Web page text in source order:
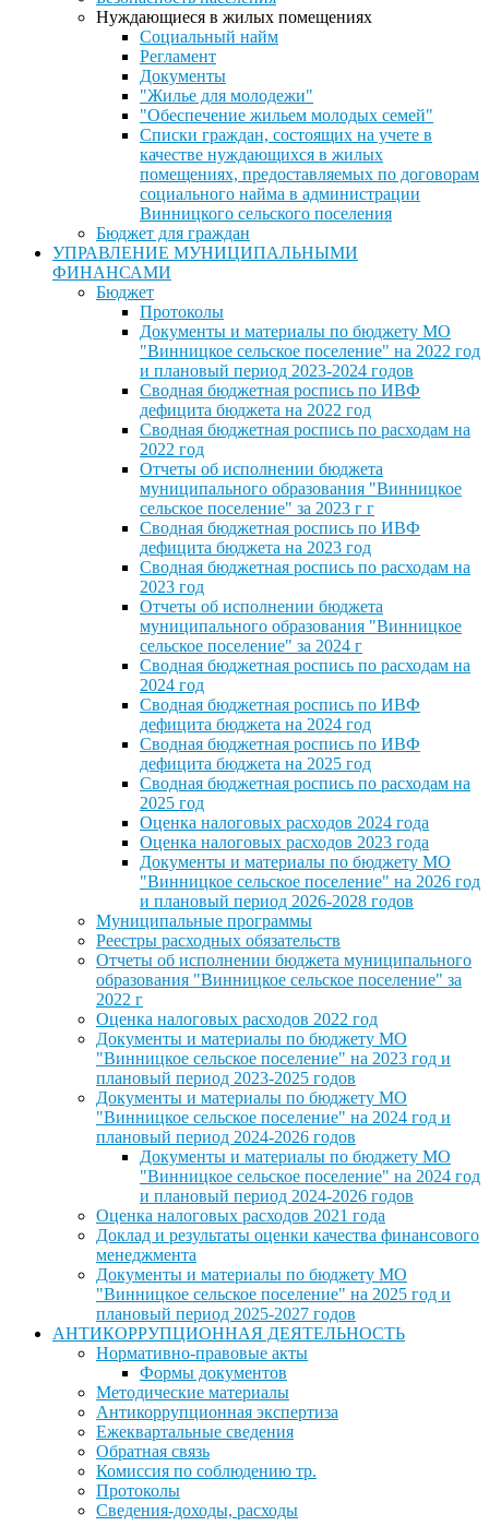
Нуждающиеся в жилых помещениях
Социальный найм
Регламент
Документы
"Жилье для молодежи"
"Обеспечение жильем молодых семей"
Списки граждан, состоящих на учете в
качестве нуждающихся в жилых
помещениях, предоставляемых по договорам
социального найма в администрации
Винницкого сельского поселения
Бюджет для граждан
УПРАВЛЕНИЕ МУНИЦИПАЛЬНЫМИ
ФИНАНСАМИ
Бюджет
Протоколы
Документы и материалы по бюджету МО
"Винницкое сельское поселение" на 2022 год
и плановый период 2023-2024 годов
Сводная бюджетная роспись по ИВФ
дефицита бюджета на 2022 год
Сводная бюджетная роспись по расходам на
2022 год
Отчеты об исполнении бюджета
муниципального образования "Винницкое
сельское поселение" за 2023 г г
Сводная бюджетная роспись по ИВФ
дефицита бюджета на 2023 год
Сводная бюджетная роспись по расходам на
2023 год
Отчеты об исполнении бюджета
муниципального образования "Винницкое
сельское поселение" за 2024 г
Сводная бюджетная роспись по расходам на
2024 год
Сводная бюджетная роспись по ИВФ
дефицита бюджета на 2024 год
Сводная бюджетная роспись по ИВФ
дефицита бюджета на 2025 год
Сводная бюджетная роспись по расходам на
2025 год
Оценка налоговых расходов 2024 года
Оценка налоговых расходов 2023 года
Документы и материалы по бюджету МО
"Винницкое сельское поселение" на 2026 год
и плановый период 2026-2028 годов
Муниципальные программы
Реестры расходных обязательств
Отчеты об исполнении бюджета муниципального
образования "Винницкое сельское поселение" за
2022 г
Оценка налоговых расходов 2022 год
Документы и материалы по бюджету МО
"Винницкое сельское поселение" на 2023 год и
плановый период 2023-2025 годов
Документы и материалы по бюджету МО
"Винницкое сельское поселение" на 2024 год и
плановый период 2024-2026 годов
Документы и материалы по бюджету МО
"Винницкое сельское поселение" на 2024 год
и плановый период 2024-2026 годов
Оценка налоговых расходов 2021 года
Доклад и результаты оценки качества финансового
менеджмента
Документы и материалы по бюджету МО
"Винницкое сельское поселение" на 2025 год и
плановый период 2025-2027 годов
АНТИКОРРУПЦИОННАЯ ДЕЯТЕЛЬНОСТЬ
Нормативно-правовые акты
Формы документов
Методические материалы
Антикоррупционная экспертиза
Ежеквартальные сведения
Обратная связь
Комиссия по соблюдению тр.
Протоколы
Сведения-доходы, расходы